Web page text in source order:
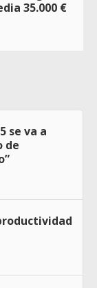
35.000 €
se va a
de